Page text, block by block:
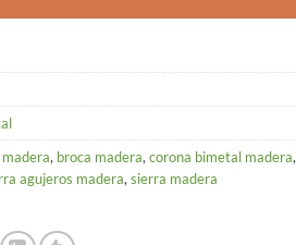
, broca madera, corona bimetal madera,
agujeros madera, sierra madera